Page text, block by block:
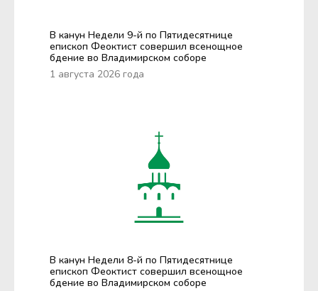
В канун Недели 9-й по Пятидесятнице
епископ Феоктист совершил всенощное
бдение во Владимирском соборе
1 августа 2026 года
В канун Недели 8-й по Пятидесятнице
епископ Феоктист совершил всенощное
бдение во Владимирском соборе